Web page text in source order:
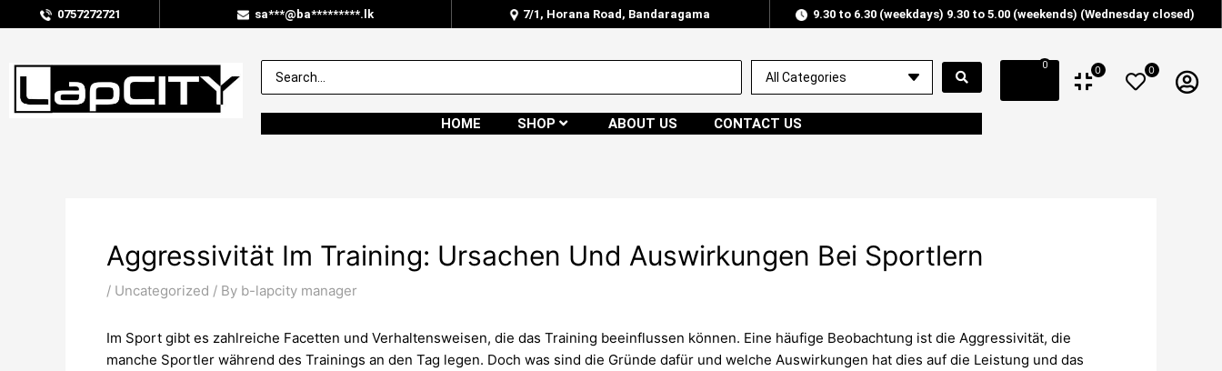
0757272721 sa***@ba*********.lk 7/1, Horana Road, Bandaragama 9.30 to 6.30 (weekdays) 9.30 to 5.00 (weekends) (Wednesday closed)
HOME SHOP ABOUT US CONTACT US
0 0 0
Aggressivität Im Training: Ursachen Und Auswirkungen Bei Sportlern
/ Uncategorized / By b-lapcity manager
Im Sport gibt es zahlreiche Facetten und Verhaltensweisen, die das Training beeinflussen können. Eine häufige Beobachtung ist die Aggressivität, die
manche Sportler während des Trainings an den Tag legen. Doch was sind die Gründe dafür und welche Auswirkungen hat dies auf die Leistung und das